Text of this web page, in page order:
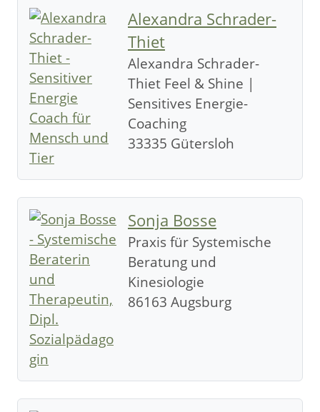
Alexandra Schrader-
Thiet
Alexandra Schrader-
Thiet Feel & Shine |
Sensitives Energie-
Coaching
33335 Gütersloh
Sonja Bosse
Praxis für Systemische
Beratung und
Kinesiologie
86163 Augsburg